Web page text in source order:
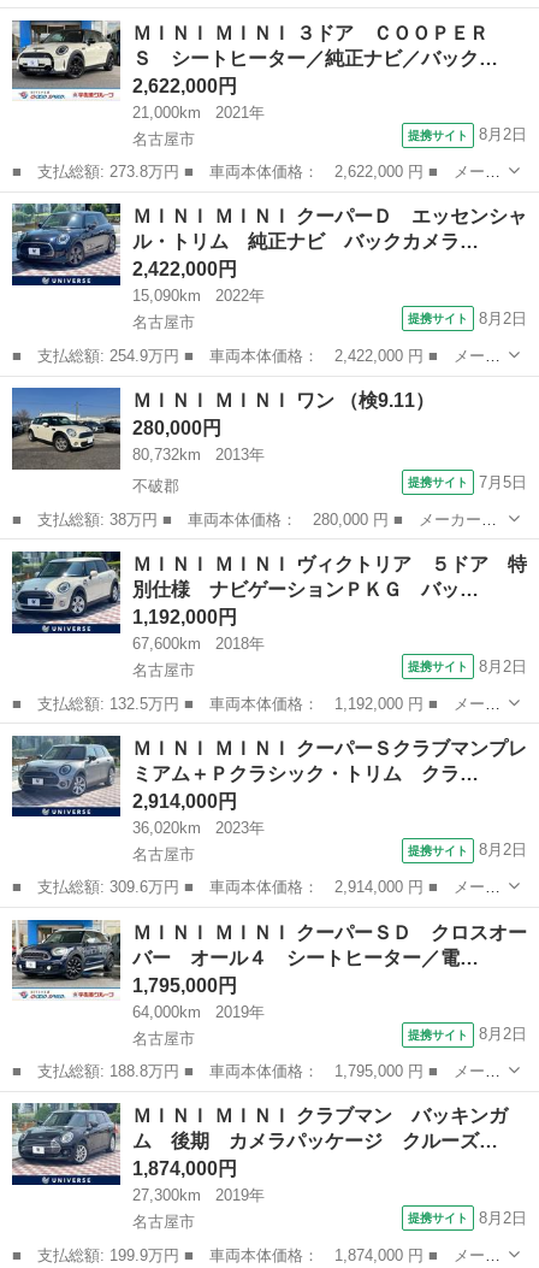
あり 外装小キズ程度 内装臭くなくキレイ 車検１年チョイあります 下
見からお願いします ファミリーマート豊川インター南店へ
愛知 豊川市
ＭＩＮＩ ＭＩＮＩ ３ドア ＣＯＯＰＥＲ
Ｓ シートヒーター／純正ナビ／バック…
2,622,000円
21,000km
2021年
名古屋市
提携サイト 8月2日
■ 支払総額: 273.8万円 ■ 車両本体価格： 2,622,000 円 ■ メーカ
ー名： ＭＩＮＩ ■ 車種名： ＭＩＮＩ ■ グレード名： ３ド
ア ＣＯＯＰＥＲ Ｓ シートヒーター／純正ナビ／バックカメラ／
レーダーク...
愛知 名古屋市 ミニ
ＭＩＮＩ ＭＩＮＩ クーパーＤ エッセンシャ
ル・トリム 純正ナビ バックカメラ…
2,422,000円
15,090km
2022年
名古屋市
提携サイト 8月2日
■ 支払総額: 254.9万円 ■ 車両本体価格： 2,422,000 円 ■ メーカ
ー名： ＭＩＮＩ ■ 車種名： ＭＩＮＩ ■ グレード名： クーパ
ーＤ エッセンシャル・トリム 純正ナビ バックカメラ パークデ
ィスタン...
愛知 名古屋市
ＭＩＮＩ ＭＩＮＩ ワン （検9.11）
280,000円
80,732km
2013年
不破郡
提携サイト 7月5日
■ 支払総額: 38万円 ■ 車両本体価格： 280,000 円 ■ メーカー
名： ＭＩＮＩ ■ 車種名： ＭＩＮＩ ■ グレード名： ワン ■
排気量： 1600cc ■ ドア枚数： 3D ■ ミッション： AT6速 ■...
岐阜 不破郡
ＭＩＮＩ ＭＩＮＩ ヴィクトリア ５ドア 特
別仕様 ナビゲーションＰＫＧ バッ…
1,192,000円
67,600km
2018年
名古屋市
提携サイト 8月2日
■ 支払総額: 132.5万円 ■ 車両本体価格： 1,192,000 円 ■ メーカ
ー名： ＭＩＮＩ ■ 車種名： ＭＩＮＩ ■ グレード名： ヴィク
トリア ５ドア 特別仕様 ナビゲーションＰＫＧ バックカメラ
ｂｌｕｅ...
愛知 名古屋市
ＭＩＮＩ ＭＩＮＩ クーパーＳクラブマンプレ
ミアム＋Ｐクラシック・トリム クラ…
2,914,000円
36,020km
2023年
名古屋市
提携サイト 8月2日
■ 支払総額: 309.6万円 ■ 車両本体価格： 2,914,000 円 ■ メーカ
ー名： ＭＩＮＩ ■ 車種名： ＭＩＮＩ ■ グレード名： クーパ
ーＳクラブマンプレミアム＋Ｐクラシック・トリム クラシックトリ
ム バッ...
愛知 名古屋市
ＭＩＮＩ ＭＩＮＩ クーパーＳＤ クロスオー
バー オール４ シートヒーター／電…
1,795,000円
64,000km
2019年
名古屋市
提携サイト 8月2日
■ 支払総額: 188.8万円 ■ 車両本体価格： 1,795,000 円 ■ メーカ
ー名： ＭＩＮＩ ■ 車種名： ＭＩＮＩ ■ グレード名： クーパ
ーＳＤ クロスオーバー オール４ シートヒーター／電動リアゲー
ト／レー...
愛知 名古屋市
ＭＩＮＩ ＭＩＮＩ クラブマン バッキンガ
ム 後期 カメラパッケージ クルーズ…
1,874,000円
27,300km
2019年
名古屋市
提携サイト 8月2日
■ 支払総額: 199.9万円 ■ 車両本体価格： 1,874,000 円 ■ メーカ